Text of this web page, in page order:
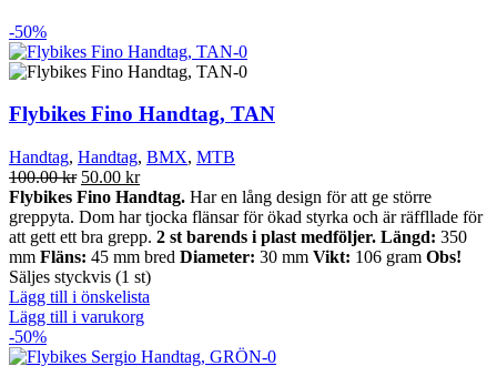
-50%
Flybikes Fino Handtag, TAN
Handtag, Handtag, BMX, MTB
100.00kr Det
ursprungliga
priset
var:
100.00 kr.
50.00 krDet
nuvarande
priset
är:
50.00 kr.
Flybikes Fino Handtag. Har en lång design för att ge större
greppyta. Dom har tjocka flänsar för ökad styrka och är räffllade för
att gett ett bra grepp. 2 st barends i plast medföljer. Längd: 350
mm Fläns: 45 mm bred Diameter: 30 mm Vikt: 106 gram Obs!
Säljes styckvis (1 st)
Lägg till i önskelista
Lägg till i varukorg
-50%